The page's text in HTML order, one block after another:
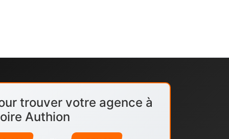
trouver votre agence à
Authion